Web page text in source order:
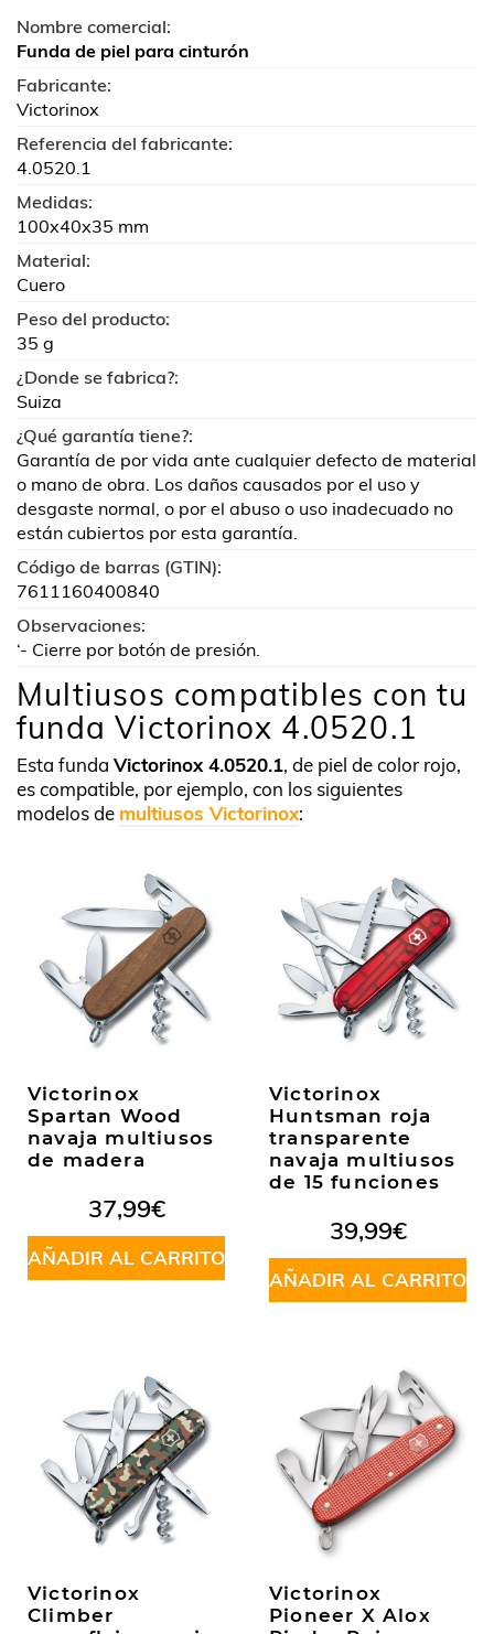
Nombre comercial:
Funda de piel para cinturón
Fabricante:
Victorinox
Referencia del fabricante:
4.0520.1
Medidas:
100x40x35 mm
Material:
Cuero
Peso del producto:
35 g
¿Donde se fabrica?:
Suiza
¿Qué garantía tiene?:
Garantía de por vida ante cualquier defecto de material
o mano de obra. Los daños causados por el uso y
desgaste normal, o por el abuso o uso inadecuado no
están cubiertos por esta garantía.
Código de barras (GTIN):
7611160400840
Observaciones:
‘- Cierre por botón de presión.
Multiusos compatibles con tu
funda Victorinox 4.0520.1
Esta funda Victorinox 4.0520.1, de piel de color rojo,
es compatible, por ejemplo, con los siguientes
modelos de multiusos Victorinox:
Victorinox
Spartan Wood
navaja multiusos
de madera
37,99€
AÑADIR AL CARRITO
Victorinox
Huntsman roja
transparente
navaja multiusos
de 15 funciones
39,99€
AÑADIR AL CARRITO
Victorinox
Climber
Victorinox
Pioneer X Alox